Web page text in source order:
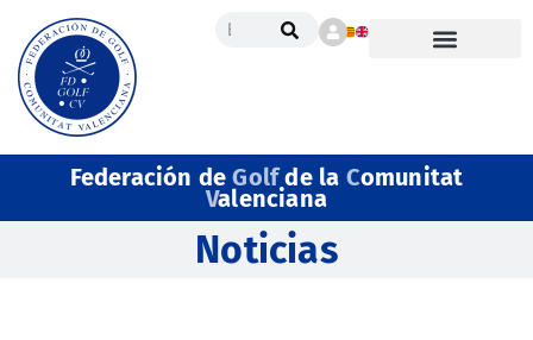
Federación deGolfde la Comunitat
Valenciana
Noticias